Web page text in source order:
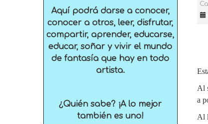
Al
a
Al
Aquí podrá darse a conocer,
conocer a otros, leer, disfrutar,
compartir, aprender, educarse,
educar, soñar y vivir el mundo
de fantasía que hay en todo
artista.
¿Quién sabe? ¡A lo mejor
también es uno!